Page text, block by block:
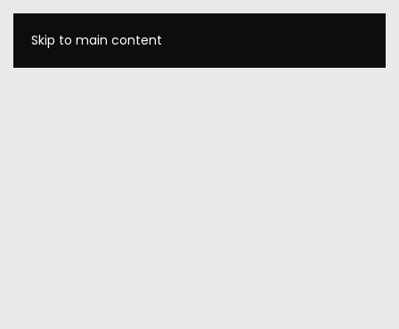
Skip to main content